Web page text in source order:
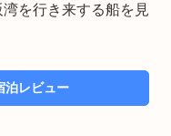
を行き来する船を見
泊レビュー